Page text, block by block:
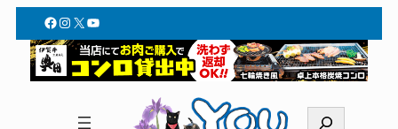
Facebook
Instagram
X YouTube